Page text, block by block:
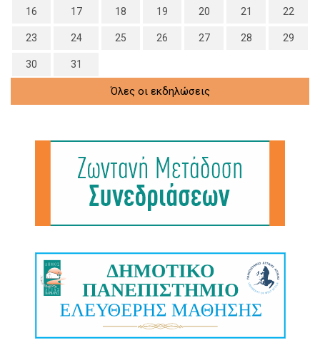
16 17 18 19 20 21 22
23 24 25 26 27 28 29
30 31
Όλες οι εκδηλώσεις